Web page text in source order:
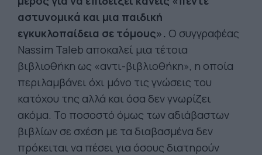
αστυνομικά και μια παιδική
εγκυκλοπαίδεια σε τόμους». Ο συγγραφέας
Nassim Taleb αποκαλεί μια τέτοια
βιβλιοθήκη ως «αντι-βιβλιοθήκη», η οποία
περιλαμβάνει όχι μόνο τις γνώσεις του
κατόχου της αλλά και όσα δεν γνωρίζει
ακόμα. Το ποσοστό όμως των αδιάβαστων
βιβλίων σε σχέση με τα διαβασμένα δεν
πρόκειται να πέσει για όσους διατηρούν